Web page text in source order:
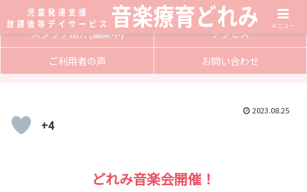
サービス内容
入会方法
スタッフ紹介(編集中)
アクセス
ご利用者の声
お問い合わせ
2023.08.25
+4
どれみ音楽会開催！
メニュー